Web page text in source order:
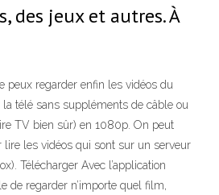
des jeux et autres. À
peux regarder enfin les vidéos du
télé sans suppléments de câble ou
TV bien sûr) en 1080p. On peut
les vidéos qui sont sur un serveur
Télécharger Avec l’application
de regarder n’importe quel film,